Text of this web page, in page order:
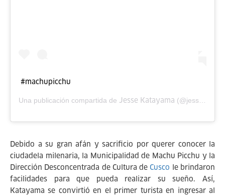
#machupicchu
Una publicación compartida de Jesse Katayama (@jessekatayama) el
Debido a su gran afán y sacrificio por querer conocer la
ciudadela milenaria, la Municipalidad de Machu Picchu y la
Dirección Desconcentrada de Cultura de Cusco le brindaron
facilidades para que pueda realizar su sueño. Así,
Katayama se convirtió en el primer turista en ingresar al